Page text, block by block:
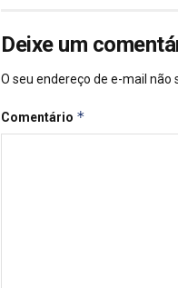
Deixe um
O seu endereço de e-mail não
Comentário *